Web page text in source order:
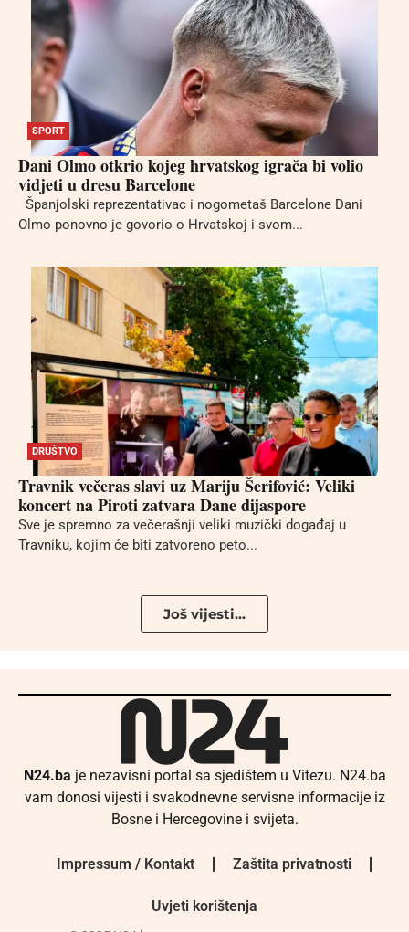
SPORT
Dani Olmo otkrio kojeg hrvatskog igrača bi volio
vidjeti u dresu Barcelone
Španjolski reprezentativac i nogometaš Barcelone Dani
Olmo ponovno je govorio o Hrvatskoj i svom...
DRUŠTVO
Travnik večeras slavi uz Mariju Šerifović: Veliki
koncert na Piroti zatvara Dane dijaspore
Sve je spremno za večerašnji veliki muzički događaj u
Travniku, kojim će biti zatvoreno peto...
Još vijesti...
N24.ba je nezavisni portal sa sjedištem u Vitezu. N24.ba
vam donosi vijesti i svakodnevne servisne informacije iz
Bosne i Hercegovine i svijeta.
Impressum / Kontakt Zaštita privatnosti
Uvjeti korištenja